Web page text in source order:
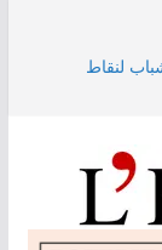
الملح ويعد
في مراقبة
التعريفة الدنيا